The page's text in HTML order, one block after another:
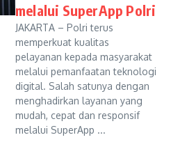
melalui SuperApp Polri
JAKARTA – Polri terus
memperkuat kualitas
pelayanan kepada masyarakat
melalui pemanfaatan teknologi
digital. Salah satunya dengan
menghadirkan layanan yang
mudah, cepat dan responsif
melalui SuperApp ...